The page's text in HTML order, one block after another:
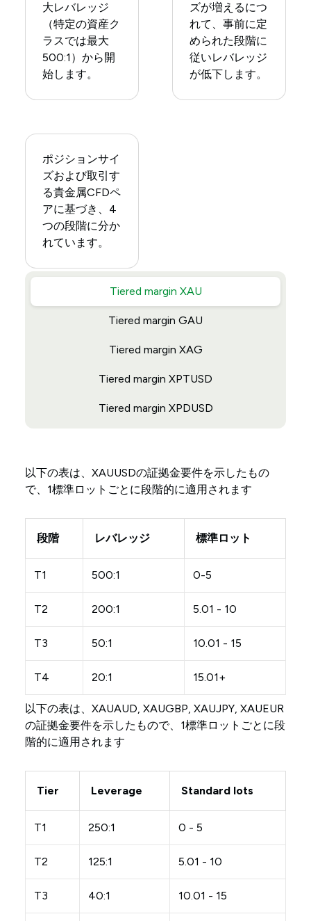
大レバレッジ
（特定の資産ク
ラスでは最大
500:1）から開
始します。
ズが増えるにつ
れて、事前に定
められた段階に
従いレバレッジ
が低下します。
ポジションサイ
ズおよび取引す
る貴金属CFDペ
アに基づき、4
つの段階に分か
れています。
Tiered margin XAU
Tiered margin GAU
Tiered margin XAG
Tiered margin XPTUSD
Tiered margin XPDUSD
以下の表は、XAUUSDの証拠金要件を示したもの
で、1標準ロットごとに段階的に適用されます
段階 レバレッジ 標準ロット
T1 500:1 0-5
T2 200:1 5.01 - 10
T3 50:1 10.01 - 15
T4 20:1 15.01+
以下の表は、XAUAUD, XAUGBP, XAUJPY, XAUEUR
の証拠金要件を示したもので、1標準ロットごとに段
階的に適用されます
Tier Leverage Standard lots
T1 250:1 0 - 5
T2 125:1 5.01 - 10
T3 40:1 10.01 - 15